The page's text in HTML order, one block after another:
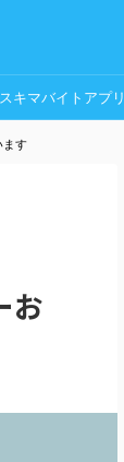
スキマバイトアプリ
ます
お